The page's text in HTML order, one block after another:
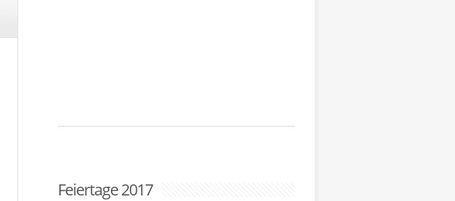
Feiertage 2017